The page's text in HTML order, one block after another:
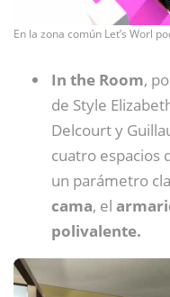
En la zona común Let’s Worl
In the Room,
de Style
Delcourt y
cuatro espacios
un parámetro
cama, el
polivalente.